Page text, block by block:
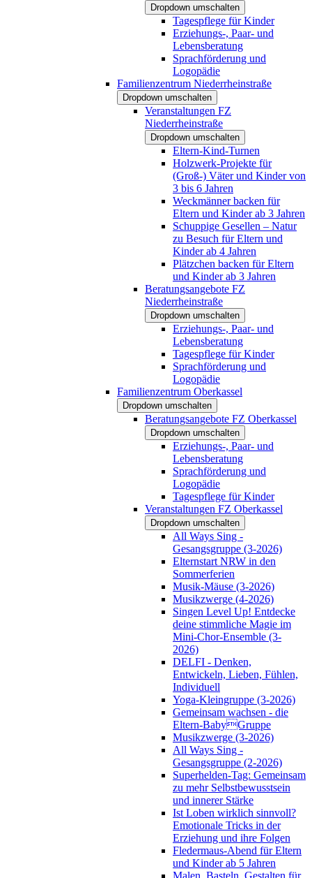
Dropdown umschalten
Tagespflege für Kinder
Erziehungs-, Paar- und
Lebensberatung
Sprachförderung und
Logopädie
Familienzentrum Niederrheinstraße
Dropdown umschalten
Veranstaltungen FZ
Niederrheinstraße
Dropdown umschalten
Eltern-Kind-Turnen
Holzwerk-Projekte für
(Groß-) Väter und Kinder von
3 bis 6 Jahren
Weckmänner backen für
Eltern und Kinder ab 3 Jahren
Schuppige Gesellen – Natur
zu Besuch für Eltern und
Kinder ab 4 Jahren
Plätzchen backen für Eltern
und Kinder ab 3 Jahren
Beratungsangebote FZ
Niederrheinstraße
Dropdown umschalten
Erziehungs-, Paar- und
Lebensberatung
Tagespflege für Kinder
Sprachförderung und
Logopädie
Familienzentrum Oberkassel
Dropdown umschalten
Beratungsangebote FZ Oberkassel
Dropdown umschalten
Erziehungs-, Paar- und
Lebensberatung
Sprachförderung und
Logopädie
Tagespflege für Kinder
Veranstaltungen FZ Oberkassel
Dropdown umschalten
All Ways Sing -
Gesangsgruppe (3-2026)
Elternstart NRW in den
Sommerferien
Musik-Mäuse (3-2026)
Musikzwerge (4-2026)
Singen Level Up! Entdecke
deine stimmliche Magie im
Mini-Chor-Ensemble (3-
2026)
DELFI - Denken,
Entwickeln, Lieben, Fühlen,
Individuell
Yoga-Kleingruppe (3-2026)
Gemeinsam wachsen - die
Eltern-BabyGruppe
Musikzwerge (3-2026)
All Ways Sing -
Gesangsgruppe (2-2026)
Superhelden-Tag: Gemeinsam
zu mehr Selbstbewusstsein
und innerer Stärke
Ist Loben wirklich sinnvoll?
Emotionale Tricks in der
Erziehung und ihre Folgen
Fledermaus-Abend für Eltern
und Kinder ab 5 Jahren
Malen, Basteln, Gestalten für